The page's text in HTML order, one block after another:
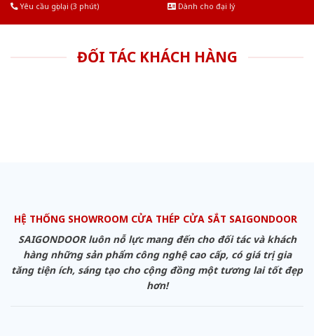
Yêu cầu gọi lại (3 phút)
Dành cho đại lý
ĐỐI TÁC KHÁCH HÀNG
HỆ THỐNG SHOWROOM CỬA THÉP CỬA SẮT SAIGONDOOR
SAIGONDOOR luôn nỗ lực mang đến cho đối tác và khách
hàng những sản phẩm công nghệ cao cấp, có giá trị gia
tăng tiện ích, sáng tạo cho cộng đồng một tương lai tốt đẹp
hơn!